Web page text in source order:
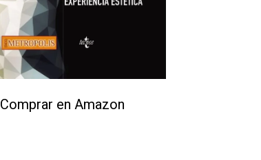
Comprar en Amazon